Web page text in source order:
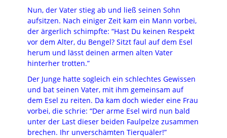
Nun, der Vater stieg ab und ließ seinen Sohn
aufsitzen. Nach einiger Zeit kam ein Mann vorbei,
der ärgerlich schimpfte: “Hast Du keinen Respekt
vor dem Alter, du Bengel? Sitzt faul auf dem Esel
herum und lässt deinen armen alten Vater
hinterher trotten.”
Der Junge hatte sogleich ein schlechtes Gewissen
und bat seinen Vater, mit ihm gemeinsam auf
dem Esel zu reiten. Da kam doch wieder eine Frau
vorbei, die schrie: “Der arme Esel wird nun bald
unter der Last dieser beiden Faulpelze zusammen
brechen. Ihr unverschämten Tierquäler!”